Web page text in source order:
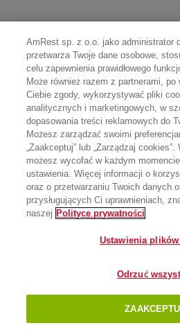
AmRest sp. z o.o. jako administrator
przetwarza Twoje dane osobowe,
celu zapewnienia prawidłowego
Może również razem z partnerami, po
Ciebie zgody, wykorzystywać pliki
analitycznych i marketingowych, w
dopasowania treści reklamowych do
Możesz zarządzać swoimi
„Zaakceptuj” lub „Zarządzaj cookies”.
możesz wycofać w każdym
ustawienia. Więcej informacji o
oraz o przetwarzaniu Twoich danych
przysługujących Ci uprawnieniach,
naszej Polityce prywatności
Ustawienia
Odrzuć